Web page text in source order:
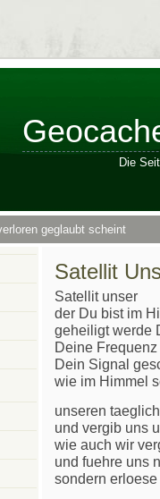
Die
geglaubt scheint
Satellit
Satellit unser
der Du bist im
geheiligt werde
Deine
Dein Signal
wie im Himmel
unseren
und vergib uns
wie auch wir
und fuehre uns
sondern